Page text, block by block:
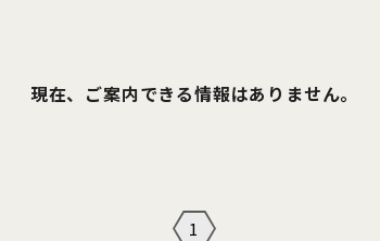
現在、ご案内できる情報はありません。
1